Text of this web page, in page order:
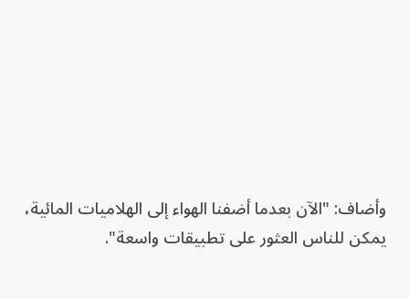
وأضاف: "الآن بعدما أضفنا الهواء إلى الهلاميات المائية،
يمكن للناس العثور على تطبيقات واسعة".